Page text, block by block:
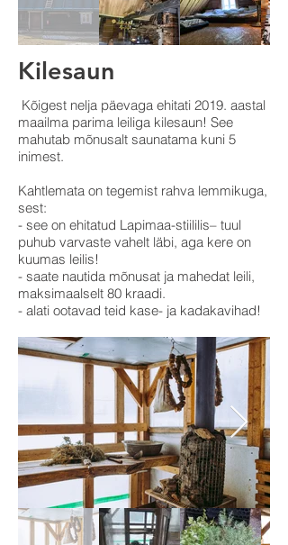
Kilesaun
Kõigest nelja päevaga ehitati 2019. aastal
maailma parima leiliga kilesaun! See
mahutab mõnusalt saunatama kuni 5
inimest.
Kahtlemata on tegemist rahva lemmikuga,
sest:
- see on ehitatud Lapimaa-stiililis– tuul
puhub varvaste vahelt läbi, aga kere on
kuumas leilis!
- saate nautida mõnusat ja mahedat leili,
maksimaalselt 80 kraadi.
- alati ootavad teid kase- ja kadakavihad!